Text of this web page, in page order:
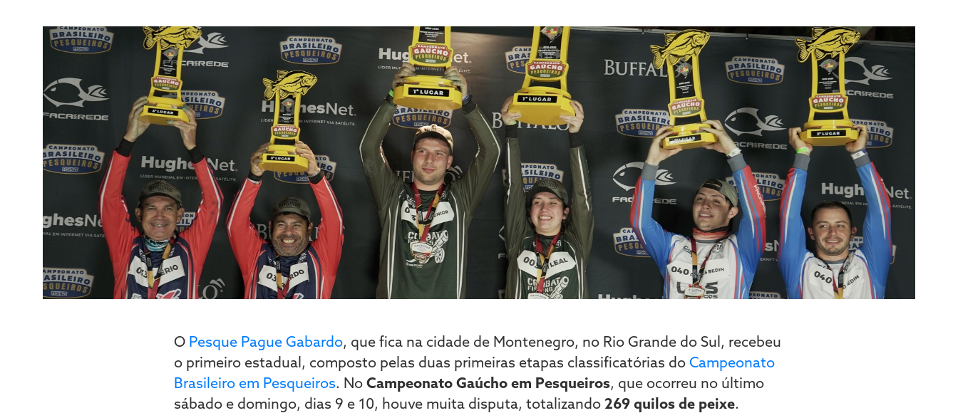
O Pesque Pague Gabardo, que fica na cidade de Montenegro, no Rio Grande do Sul, recebeu
o primeiro estadual, composto pelas duas primeiras etapas classificatórias do Campeonato
Brasileiro em Pesqueiros. No Campeonato Gaúcho em Pesqueiros, que ocorreu no último
sábado e domingo, dias 9 e 10, houve muita disputa, totalizando 269 quilos de peixe.